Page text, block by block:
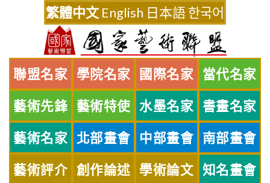
繁體中文 English 日本語한국어
聯盟名家 學院名家 國際名家 當代名家
藝術先鋒 藝術特使 水墨名家 書畫名家
藝術名家 北部畫會 中部畫會 南部畫會
藝術評介 創作論述 學術論文 知名畫會